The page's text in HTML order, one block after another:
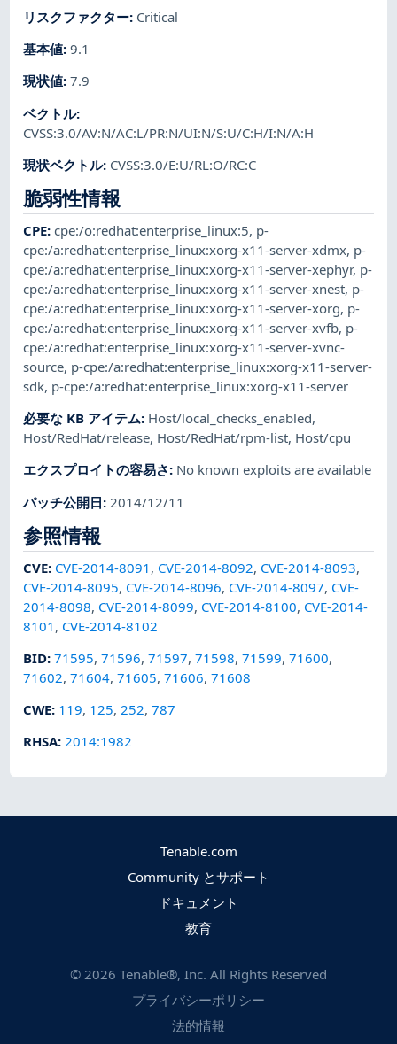
リスクファクター: Critical
基本値:9.1
現状値:7.9
ベクトル:
CVSS:3.0/AV:N/AC:L/PR:N/UI:N/S:U/C:H/I:N/A:H
現状ベクトル: CVSS:3.0/E:U/RL:O/RC:C
脆弱性情報
CPE:cpe:/o:redhat:enterprise_linux:5, p-
cpe:/a:redhat:enterprise_linux:xorg-x11-server-xdmx, p-
cpe:/a:redhat:enterprise_linux:xorg-x11-server-xephyr, p-
cpe:/a:redhat:enterprise_linux:xorg-x11-server-xnest, p-
cpe:/a:redhat:enterprise_linux:xorg-x11-server-xorg, p-
cpe:/a:redhat:enterprise_linux:xorg-x11-server-xvfb, p-
cpe:/a:redhat:enterprise_linux:xorg-x11-server-xvnc-
source, p-cpe:/a:redhat:enterprise_linux:xorg-x11-server-
sdk, p-cpe:/a:redhat:enterprise_linux:xorg-x11-server
必要な KB アイテム: Host/local_checks_enabled,
Host/RedHat/release, Host/RedHat/rpm-list, Host/cpu
エクスプロイトの容易さ: No known exploits are available
パッチ公開日: 2014/12/11
参照情報
CVE: CVE-2014-8091 , CVE-2014-8092, CVE-2014-8093,
CVE-2014-8095, CVE-2014-8096, CVE-2014-8097, CVE-
2014-8098, CVE-2014-8099, CVE-2014-8100, CVE-2014-
8101 , CVE-2014-8102
BID:71595,71596,71597,71598,71599,71600,
71602,71604,71605,71606,71608
CWE: 119, 125,252,787
RHSA:2014:1982
Tenable.com
Community とサポート
ドキュメント
教育
© 2026 Tenable®, Inc. All Rights Reserved
プライバシーポリシー
法的情報